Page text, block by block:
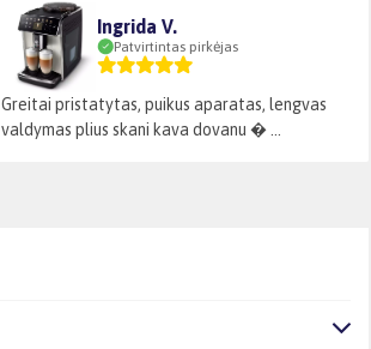
Ingrida V.
Patvirtintas pirkėjas
Greitai pristatytas, puikus aparatas, lengvas
valdymas plius skani kava dovanu � ...